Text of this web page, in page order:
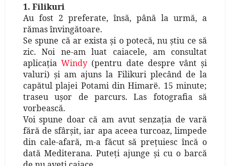
1. Filikuri
Au fost 2 preferate, însă, până la urmă, a
rămas învingătoare.
Se spune că ar exista şi o potecă, nu ştiu ce să
zic. Noi ne-am luat caiacele, am consultat
aplicaţiaWindy (pentru date despre vânt şi
valuri) şi am ajuns la Filikuri plecând de la
capătul plajei Potami din Himarë. 15 minute;
traseu uşor de parcurs. Las fotografia să
vorbească.
Voi spune doar că am avut senzaţia de vară
fără de sfârşit, iar apa aceea turcoaz, limpede
din cale-afară, m-a făcut să preţuiesc încă o
dată Mediterana. Puteţi ajunge şi cu o barcă